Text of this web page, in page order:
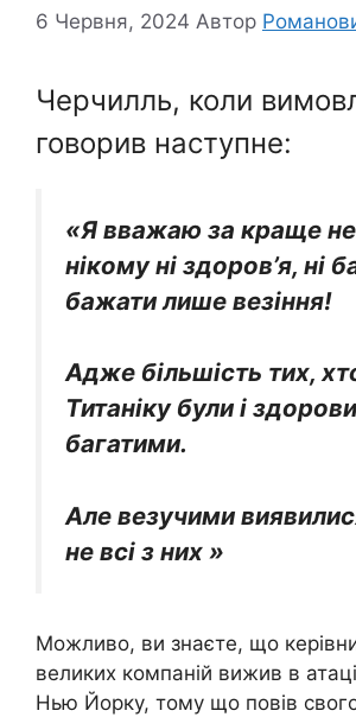
6 Червня, 2024 Автор
Черчилль, коли
говорив наступне:
«Я вважаю за краще
нікому ні здоров’я, ні
бажати лише везіння!
Адже більшість тих,
Титаніку були і
багатими.
Але везучими
не всі з них »
Можливо, ви знаєте, що
великих компаній вижив в
Нью Йорку, тому що повів